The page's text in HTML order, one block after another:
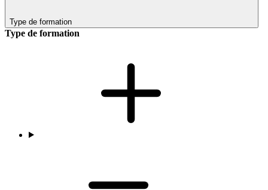
Type de formation
Type de formation